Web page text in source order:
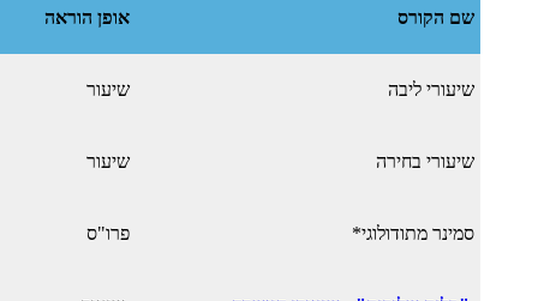
שם הקורס אופן הוראה
שיעורי ליבה שיעור
שיעורי בחירה שיעור
סמינר מתודולוגי* פרו"ס